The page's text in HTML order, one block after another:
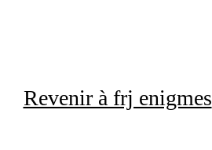
Revenir à frj enigmes